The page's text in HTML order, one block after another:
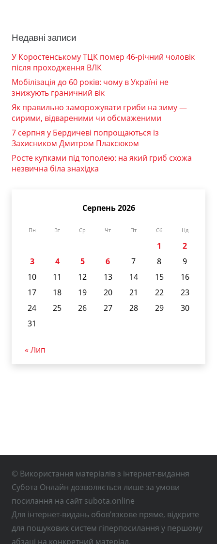
Недавні записи
У Коростенському ТЦК помер 46-річний чоловік
після проходження ВЛК
Мобілізація до 60 років: чому в Україні не
знижують граничний вік
Як правильно заморожувати гриби на зиму —
сирими, відвареними чи обсмаженими
7 серпня у Бердичеві попрощаються із
Захисником Дмитром Плаксюком
Росте купками під тополею: на який гриб схожа
незвична біла знахідка
Серпень 2026
Пн Вт Ср Чт Пт Сб Нд
1
2
3
4 5 6 7 8
9
10
11 12 13 14 15
16
17
18 19 20 21 22
23
24
25 26 27 28 29
30
31
« Лип
© Використання матеріалів з інтернет-видання
Субота Онлайн дозволяється лише за умови
посилання на сайт subota.online
Для інтернет-видань обов’язкове пряме, відкрите
для пошукових систем гіперпосилання у першому
абзаці на конкретний матеріал.